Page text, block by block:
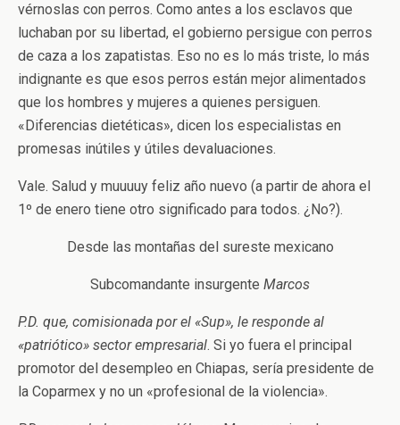
vérnoslas con perros. Como antes a los esclavos que
luchaban por su libertad, el gobierno persigue con perros
de caza a los zapatistas. Eso no es lo más triste, lo más
indignante es que esos perros están mejor alimentados
que los hombres y mujeres a quienes persiguen.
«Diferencias dietéticas», dicen los especialistas en
promesas inútiles y útiles devaluaciones.
Vale. Salud y muuuuy feliz año nuevo (a partir de ahora el
1º de enero tiene otro significado para todos. ¿No?).
Desde las montañas del sureste mexicano
Subcomandante insurgente Marcos
P.D. que, comisionada por el «Sup», le responde al
«patriótico» sector empresarial. Si yo fuera el principal
promotor del desempleo en Chiapas, sería presidente de
la Coparmex y no un «profesional de la violencia».